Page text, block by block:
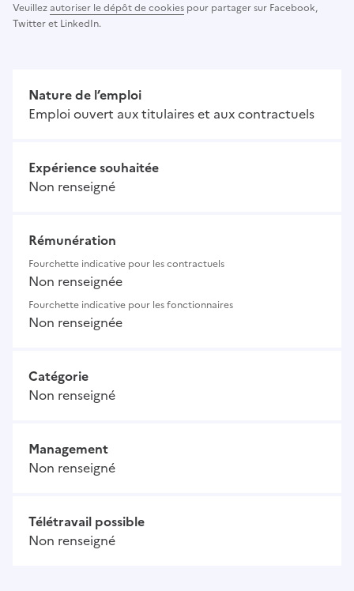
Veuillezautoriser le dépôt de cookies pour partager sur Facebook,
Twitter et LinkedIn.
Nature de l’emploi
Emploi ouvert aux titulaires et aux contractuels
Expérience souhaitée
Non renseigné
Rémunération
Fourchette indicative pour les contractuels
Non renseignée
Fourchette indicative pour les fonctionnaires
Non renseignée
Catégorie
Non renseigné
Management
Non renseigné
Télétravail possible
Non renseigné